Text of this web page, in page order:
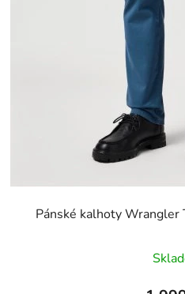
Pánské kalhoty